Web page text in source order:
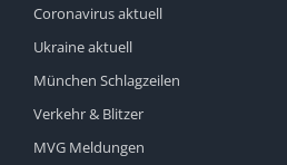
Coronavirus aktuell
Ukraine aktuell
München Schlagzeilen
Verkehr & Blitzer
MVG Meldungen